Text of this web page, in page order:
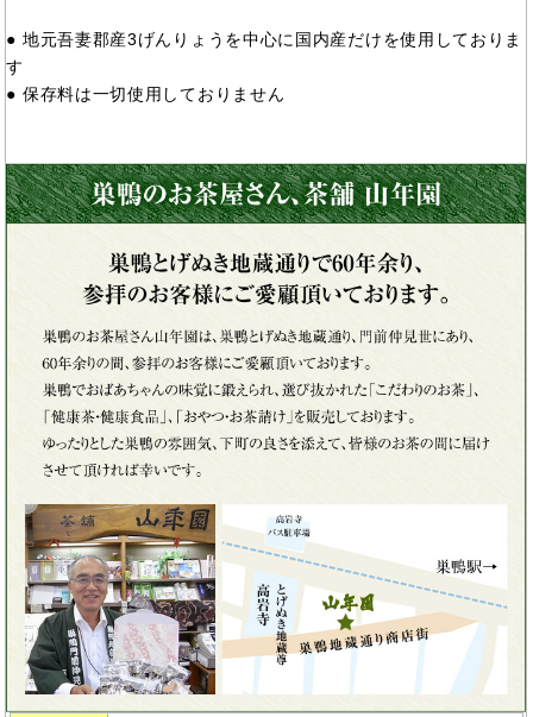
● 地元吾妻郡産3げんりょうを中心に国内産だけを使用しておりま
す
● 保存料は一切使用しておりません